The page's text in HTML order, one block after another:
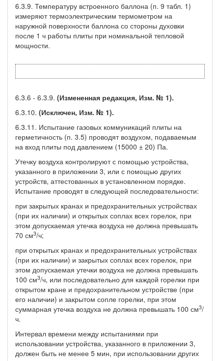
6.3.9. Температуру встроенного баллона (п. 9 табл. 1)
измеряют термоэлектрическим термометром на
наружной поверхности баллона со стороны духовки
после 1 ч работы плиты при номинальной тепловой
мощности.
6.3.6 - 6.3.9. (Измененная редакция, Изм. № 1).
6.3.10. (Исключен, Изм. № 1).
6.3.11. Испытание газовых коммуникаций плиты на
герметичность (п. 3.5) проводят воздухом, подаваемым
на вход плиты под давлением (15000 ± 20) Па.
Утечку воздуха контролируют с помощью устройства,
указанного в приложении 3, или с помощью других
устройств, аттестованных в установленном порядке.
Испытание проводят в следующей последовательности:
при закрытых кранах и предохранительных устройствах
(при их наличии) и открытых соплах всех горелок, при
этом допускаемая утечка воздуха не должна превышать
70 см3/ч;
при открытых кранах и предохранительных устройствах
(при их наличии) и закрытых соплах всех горелок, при
этом допускаемая утечки воздуха не должна превышать
100 см3/ч, или последовательно для каждой горелки при
открытом кране и предохранительном устройстве (при
его наличии) и закрытом сопле горелки, при этом
суммарная утечка воздуха не должна превышать 100 см3/
ч.
Интервал времени между испытаниями при
использовании устройства, указанного в приложении 3,
должен быть не менее 5 мин, при использовании других